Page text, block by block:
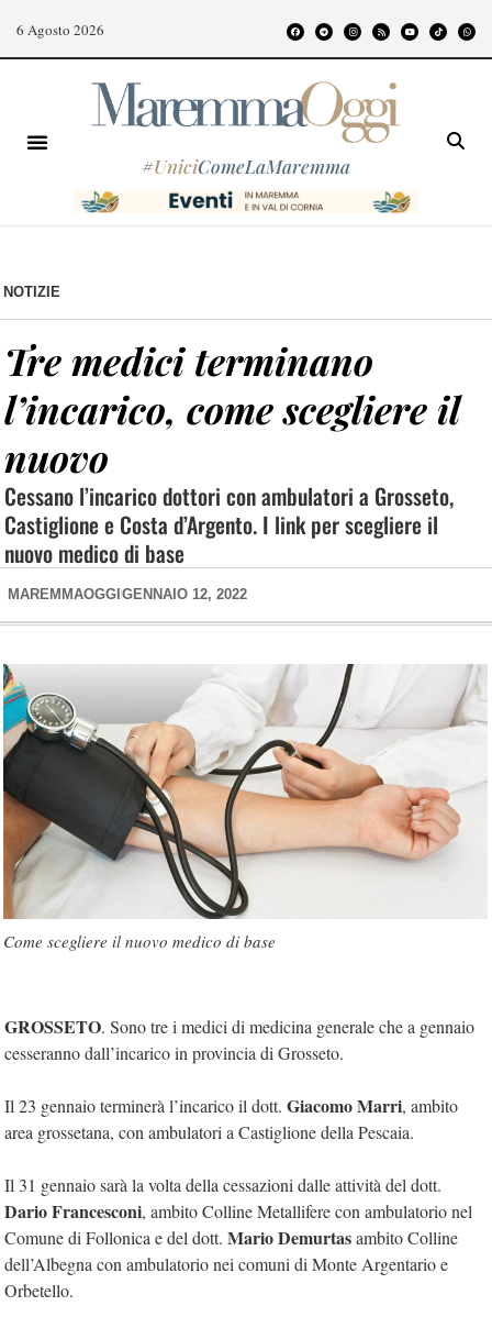
6 Agosto 2026
#UniciComeLaMaremma
NOTIZIE
Tre medici terminano
l’incarico, come scegliere il
nuovo
Cessano l’incarico dottori con ambulatori a Grosseto,
Castiglione e Costa d’Argento. I link per scegliere il
nuovo medico di base
MAREMMAOGGI GENNAIO 12, 2022
Come scegliere il nuovo medico di base
GROSSETO. Sono tre i medici di medicina generale che a gennaio
cesseranno dall’incarico in provincia di Grosseto.
Il 23 gennaio terminerà l’incarico il dott. Giacomo Marri, ambito
area grossetana, con ambulatori a Castiglione della Pescaia.
Il 31 gennaio sarà la volta della cessazioni dalle attività del dott.
Dario Francesconi, ambito Colline Metallifere con ambulatorio nel
Comune di Follonica e del dott. Mario Demurtasambito Colline
dell’Albegna con ambulatorio nei comuni di Monte Argentario e
Orbetello.